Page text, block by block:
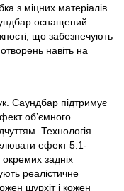
з міцних матеріалів
оснащений
що забезпечують
навіть на
Саундбар підтримує
об’ємного
Технологія
ефект 5.1-
задніх
реалістичне
шурхіт і кожен